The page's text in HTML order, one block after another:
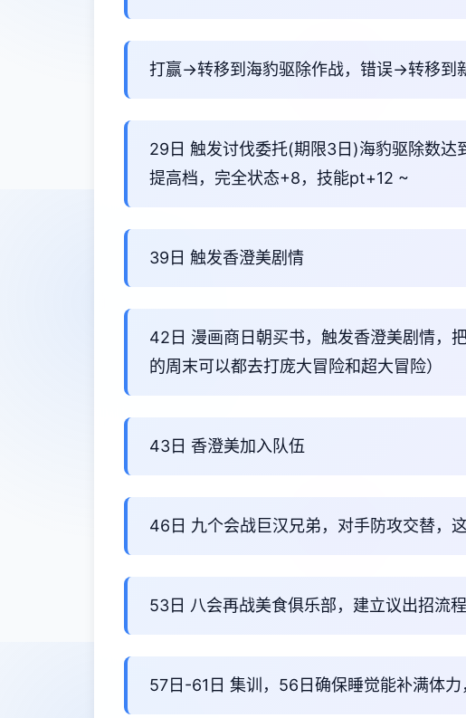
打赢→转移到海豹驱除作战，错误→转移到
29日 触发讨伐委托(期限3日)海豹驱除数
提高档，完全状态+8，技能pt+12 ~
39日 触发香澄美剧情
42日 漫画商日朝买书，触发香澄美剧情，
的周末可以都去打庞大冒险和超大冒险）
43日 香澄美加入队伍
46日 九个会战巨汉兄弟，对手防攻交替，
53日 八会再战美食俱乐部，建立议出招流
57日-61日 集训，56日确保睡觉能补满体